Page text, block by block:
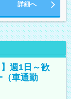
詳細へ
週1日～歓
（車通勤